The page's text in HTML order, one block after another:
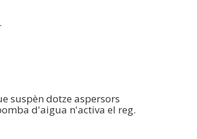
suspèn dotze aspersors
d'aigua n'activa el reg.